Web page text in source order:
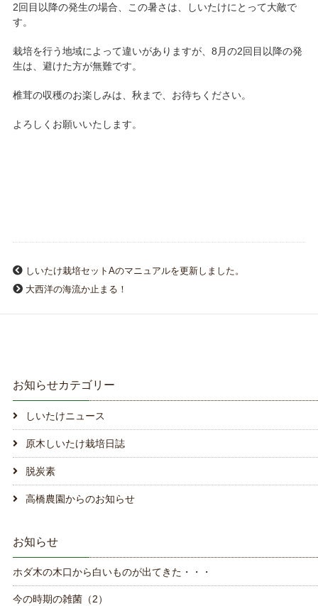
2回目以降の発生の場合、この暑さは、しいたけにとって大敵で
す。
栽培を行う地域によって違いがありますが、8月の2回目以降の発
生は、避けた方が無難です。
椎茸の収穫のお楽しみは、秋まで、お待ちください。
よろしくお願いいたします。
しいたけ栽培セットAのマニュアルを更新しました。
大西洋の海流か止まる！
お知らせカテゴリー
しいたけニュース
原木しいたけ栽培日誌
脱炭素
高橋農園からのお知らせ
お知らせ
ホダ木の木口から白いものが出てきた・・・
今の時期の雑菌（2）